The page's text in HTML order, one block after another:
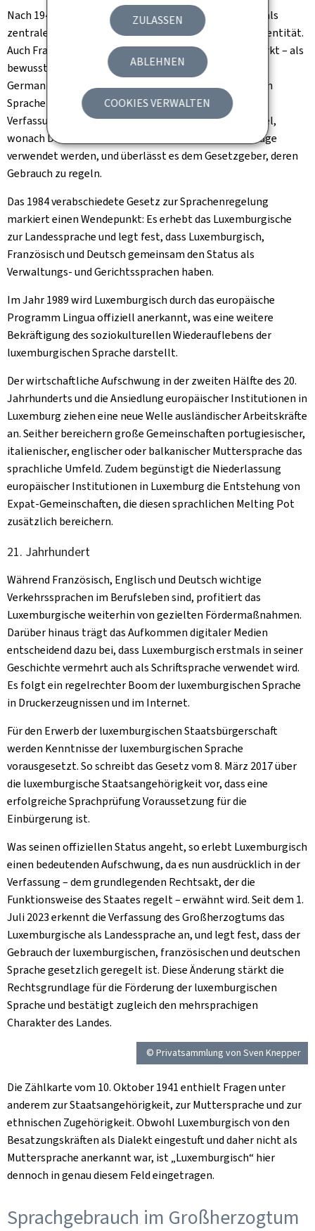
ZULASSEN
ABLEHNEN
COOKIES VERWALTEN
Nach 1945 festigt das Luxemburgische seine Stellung als
zentrales kulturelles Element der luxemburgischen Identität.
Auch Französisch wird als aktive Sprache weiter gestärkt – als
bewusste Reaktion auf die zuvor erzwungenen
Germanisierungsversuche – und in der luxemburgischen
Sprache werden französische Wörter bevorzugt. Die
Verfassungsreform von 1948 streicht zudem die Klausel,
wonach Deutsch und Französisch auf gleicher Grundlage
verwendet werden, und überlässt es dem Gesetzgeber, deren
Gebrauch zu regeln.
Das 1984 verabschiedete Gesetz zur Sprachenregelung
markiert einen Wendepunkt: Es erhebt das Luxemburgische
zur Landessprache und legt fest, dass Luxemburgisch,
Französisch und Deutsch gemeinsam den Status als
Verwaltungs- und Gerichtssprachen haben.
Im Jahr 1989 wird Luxemburgisch durch das europäische
Programm Lingua offiziell anerkannt, was eine weitere
Bekräftigung des soziokulturellen Wiederauflebens der
luxemburgischen Sprache darstellt.
Der wirtschaftliche Aufschwung in der zweiten Hälfte des 20.
Jahrhunderts und die Ansiedlung europäischer Institutionen in
Luxemburg ziehen eine neue Welle ausländischer Arbeitskräfte
an. Seither bereichern große Gemeinschaften portugiesischer,
italienischer, englischer oder balkanischer Muttersprache das
sprachliche Umfeld. Zudem begünstigt die Niederlassung
europäischer Institutionen in Luxemburg die Entstehung von
Expat-Gemeinschaften, die diesen sprachlichen Melting Pot
zusätzlich bereichern.
21. Jahrhundert
Während Französisch, Englisch und Deutsch wichtige
Verkehrssprachen im Berufsleben sind, profitiert das
Luxemburgische weiterhin von gezielten Fördermaßnahmen.
Darüber hinaus trägt das Aufkommen digitaler Medien
entscheidend dazu bei, dass Luxemburgisch erstmals in seiner
Geschichte vermehrt auch als Schriftsprache verwendet wird.
Es folgt ein regelrechter Boom der luxemburgischen Sprache
in Druckerzeugnissen und im Internet.
Für den Erwerb der luxemburgischen Staatsbürgerschaft
werden Kenntnisse der luxemburgischen Sprache
vorausgesetzt. So schreibt das Gesetz vom 8. März 2017 über
die luxemburgische Staatsangehörigkeit vor, dass eine
erfolgreiche Sprachprüfung Voraussetzung für die
Einbürgerung ist.
Was seinen offiziellen Status angeht, so erlebt Luxemburgisch
einen bedeutenden Aufschwung, da es nun ausdrücklich in der
Verfassung – dem grundlegenden Rechtsakt, der die
Funktionsweise des Staates regelt – erwähnt wird. Seit dem 1.
Juli 2023 erkennt die Verfassung des Großherzogtums das
Luxemburgische als Landessprache an, und legt fest, dass der
Gebrauch der luxemburgischen, französischen und deutschen
Sprache gesetzlich geregelt ist. Diese Änderung stärkt die
Rechtsgrundlage für die Förderung der luxemburgischen
Sprache und bestätigt zugleich den mehrsprachigen
Charakter des Landes.
© Privatsammlung von Sven Knepper
Die Zählkarte vom 10. Oktober 1941 enthielt Fragen unter
anderem zur Staatsangehörigkeit, zur Muttersprache und zur
ethnischen Zugehörigkeit. Obwohl Luxemburgisch von den
Besatzungskräften als Dialekt eingestuft und daher nicht als
Muttersprache anerkannt war, ist „Luxemburgisch“ hier
dennoch in genau diesem Feld eingetragen.
Sprachgebrauch im Großherzogtum